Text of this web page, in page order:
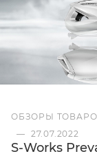
ОБЗОРЫ
— 27.07.2022
S-Works